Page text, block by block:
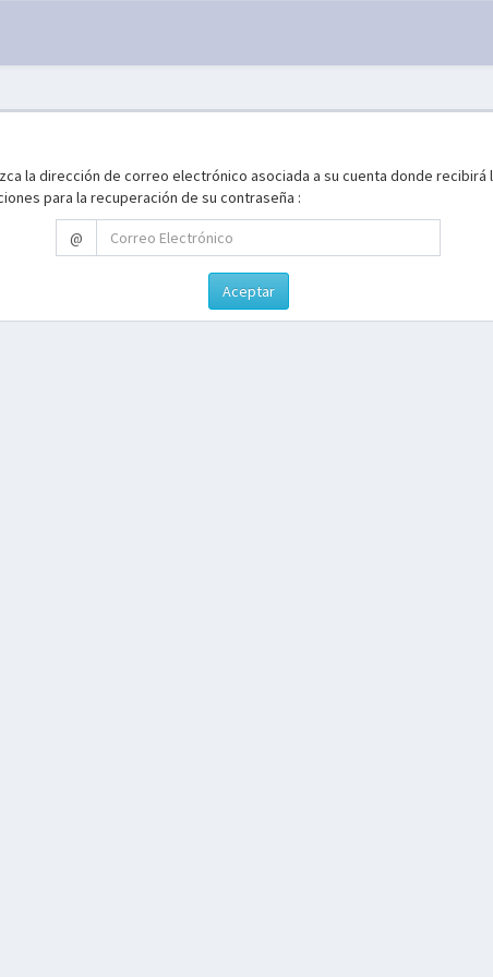
la dirección de correo electrónico asociada a su cuenta donde recibirá
para la recuperación de su contraseña :
@
Aceptar